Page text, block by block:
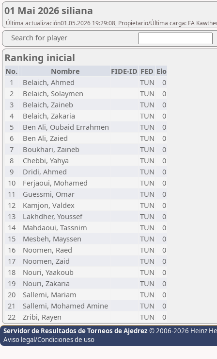
01 Mai 2026 siliana
Última actualización01.05.2026 19:29:08, Propietario/Última carga: FA
Search for player
Ranking inicial
No. Nombre FIDE-ID FED Elo
1
Belaich, Ahmed TUN
0
2
Belaich, Solaymen TUN
0
3
Belaich, Zaineb TUN
0
4
Belaich, Zakaria TUN
0
5
Ben Ali, Oubaid Errahmen TUN
0
6
Ben Ali, Zaied TUN
0
7
Boukhari, Zaineb TUN
0
8
Chebbi, Yahya TUN
0
9
Dridi, Ahmed TUN
0
10
Ferjaoui, Mohamed TUN
0
11
Guessmi, Omar TUN
0
12
Kamjon, Valdex TUN
0
13
Lakhdher, Youssef TUN
0
14
Mahdaoui, Tassnim TUN
0
15
Mesbeh, Mayssen TUN
0
16
Noomen, Raed TUN
0
17
Noomen, Zaid TUN
0
18
Nouri, Yaakoub TUN
0
19
Nouri, Zakaria TUN
0
20
Sallemi, Mariam TUN
0
21
Sallemi, Mohamed Amine TUN
0
22
Zribi, Rayen TUN 0
Servidor de Resultados de Torneos de Ajedrez © 2006-2026 Heinz
Aviso legal/Condiciones de uso